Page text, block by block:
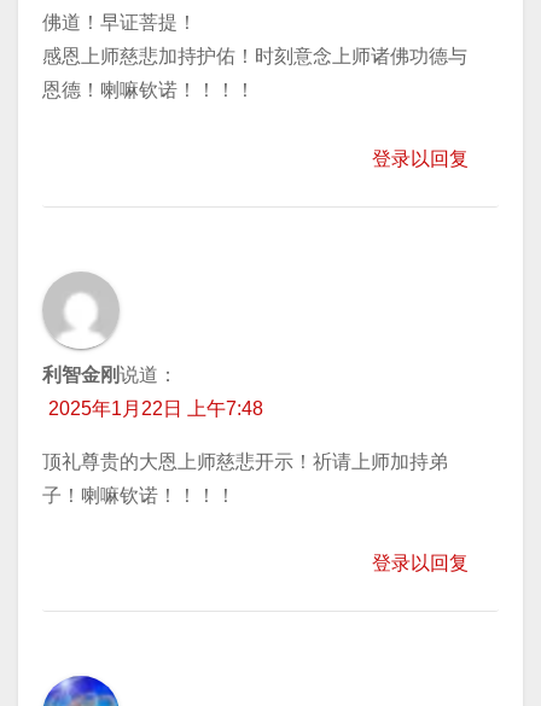
佛道！早证菩提！
感恩上师慈悲加持护佑！时刻意念上师诸佛功德与
恩德！喇嘛钦诺！！！！
登录以回复
利智金刚说道：
2025年1月22日 上午7:48
顶礼尊贵的大恩上师慈悲开示！祈请上师加持弟
子！喇嘛钦诺！！！！
登录以回复